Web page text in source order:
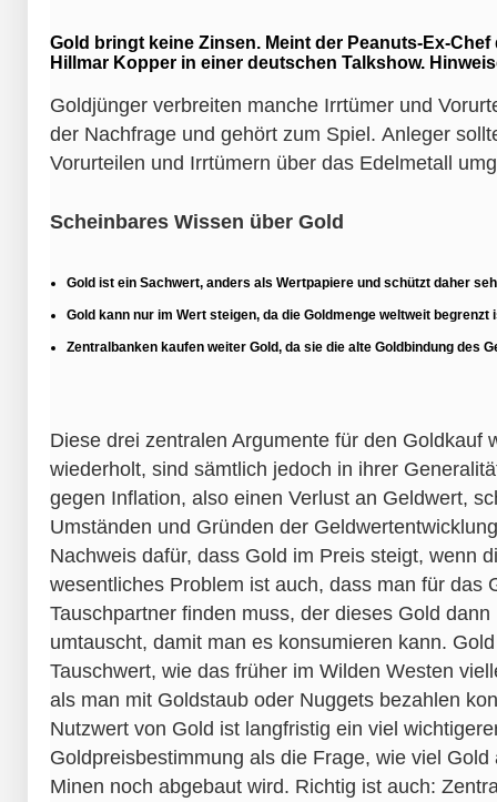
Gold bringt keine Zinsen. Meint der Peanuts-Ex-
Hillmar Kopper in einer deutschen Talkshow.
Goldjünger verbreiten manche Irrtümer und
der Nachfrage und gehört zum Spiel. Anleger
Vorurteilen und Irrtümern über das Edelmetall
Scheinbares Wissen über Gold
Gold ist ein Sachwert, anders als Wertpapiere und schützt daher
Gold kann nur im Wert steigen, da die Goldmenge weltweit begrenzt
Zentralbanken kaufen weiter Gold, da sie die alte Goldbindung des
Diese drei zentralen Argumente für den Goldkauf
wiederholt, sind sämtlich jedoch in ihrer
gegen Inflation, also einen Verlust an Geldwert,
Umständen und Gründen der
Nachweis dafür, dass Gold im Preis steigt, wenn
wesentliches Problem ist auch, dass man für das
Tauschpartner finden muss, der dieses Gold
umtauscht, damit man es konsumieren kann.
Tauschwert, wie das früher im Wilden Westen
als man mit Goldstaub oder Nuggets bezahlen
Nutzwert von Gold ist langfristig ein viel
Goldpreisbestimmung als die Frage, wie viel
Minen noch abgebaut wird. Richtig ist auch: